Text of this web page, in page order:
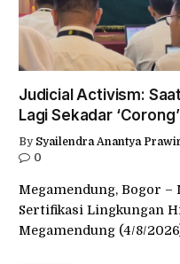
Judicial Activism:
Lagi Sekadar
By Syailendra Anantya
0
Megamendung, Bogor –
Sertifikasi Lingkungan
Megamendung (4/8/